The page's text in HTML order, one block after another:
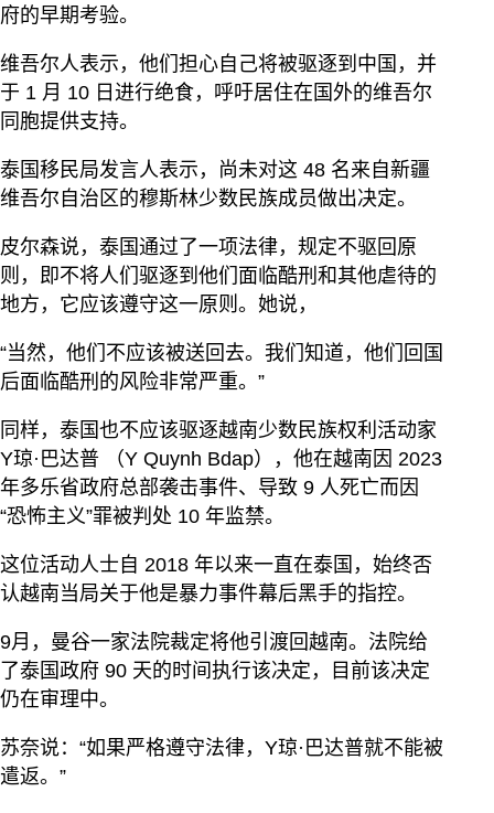
府的早期考验。
维吾尔人表示，他们担心自己将被驱逐到中国，并
于 1 月 10 日进行绝食，呼吁居住在国外的维吾尔
同胞提供支持。
泰国移民局发言人表示，尚未对这 48 名来自新疆
维吾尔自治区的穆斯林少数民族成员做出决定。
皮尔森说，泰国通过了一项法律，规定不驱回原
则，即不将人们驱逐到他们面临酷刑和其他虐待的
地方，它应该遵守这一原则。她说，
“当然，他们不应该被送回去。我们知道，他们回国
后面临酷刑的风险非常严重。”
同样，泰国也不应该驱逐越南少数民族权利活动家
Y琼·巴达普 （Y Quynh Bdap），他在越南因 2023
年多乐省政府总部袭击事件、导致 9 人死亡而因
“恐怖主义”罪被判处 10 年监禁。
这位活动人士自 2018 年以来一直在泰国，始终否
认越南当局关于他是暴力事件幕后黑手的指控。
9月，曼谷一家法院裁定将他引渡回越南。法院给
了泰国政府 90 天的时间执行该决定，目前该决定
仍在审理中。
苏奈说：“如果严格遵守法律，Y琼·巴达普就不能被
遣返。”